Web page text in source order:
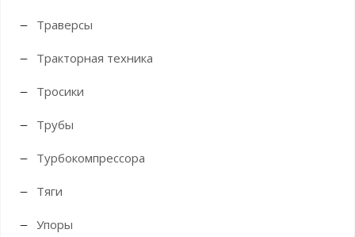
Траверсы
Тракторная техника
Тросики
Трубы
Турбокомпрессора
Тяги
Упоры